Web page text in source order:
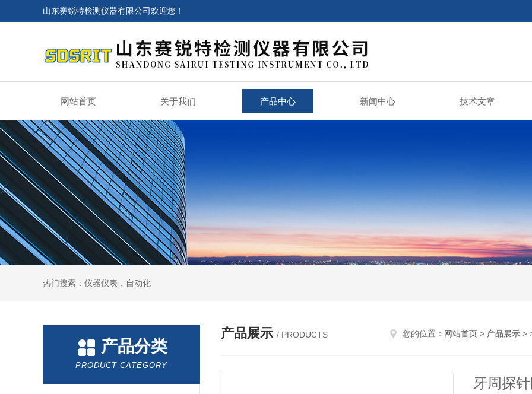
山东赛锐特检测仪器有限公司欢迎您！
网站首页 关于我们 产品中心 新闻中心 技术文章
热门搜索：仪器仪表，自动化
产品分类
PRODUCT CATEGORY
产品展示 / PRODUCTS 您的位置： 网站首页 > 产品展示 >
牙周探